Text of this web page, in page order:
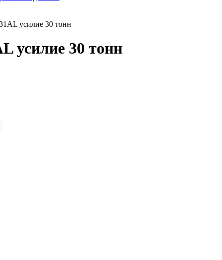
усилие 30 тонн
усилие 30 тонн